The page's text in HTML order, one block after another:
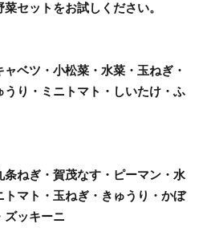
セットをお試しください。
ベツ・小松菜・水菜・玉ねぎ・
うり・ミニトマト・しいたけ・ふ
ねぎ・賀茂なす・ピーマン・水
マト・玉ねぎ・きゅうり・かぼ
ズッキーニ